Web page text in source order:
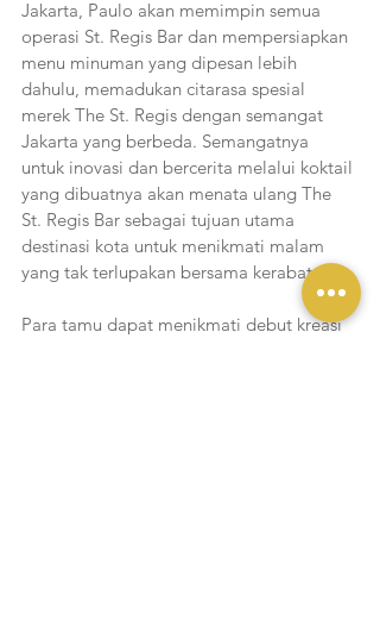
Jakarta, Paulo akan memimpin semua
operasi St. Regis Bar dan mempersiapkan
menu minuman yang dipesan lebih
dahulu, memadukan citarasa spesial
merek The St. Regis dengan semangat
Jakarta yang berbeda. Semangatnya
untuk inovasi dan bercerita melalui koktail
yang dibuatnya akan menata ulang The
St. Regis Bar sebagai tujuan utama
destinasi kota untuk menikmati malam
yang tak terlupakan bersama kerabat.
Para tamu dapat menikmati debut kreasi